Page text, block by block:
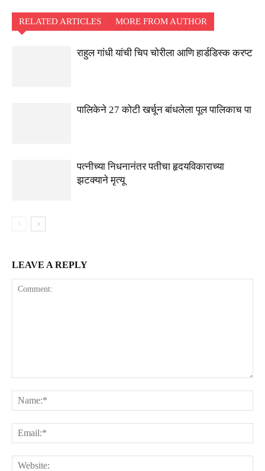
RELATED ARTICLES MORE FROM AUTHOR
राहुल गांधी यांची चिप चोरीला आणि हार्डडिस्क करप्ट
पालिकेने 27 कोटी खर्चून बांधलेला पूल पालिकाच पा
पत्नीच्या निधनानंतर पतीचा हृदयविकाराच्या
झटक्याने मृत्यू
LEAVE A REPLY